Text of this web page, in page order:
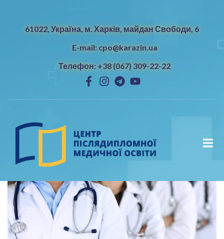
61022, Україна, м. Харків, майдан Свободи, 6
E-mail: cpo@karazin.ua
Телефон: +38 (067) 309-22-22